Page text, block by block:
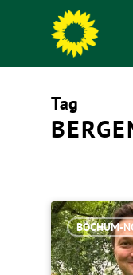
Hit enter to
Tag
BOCHUM-